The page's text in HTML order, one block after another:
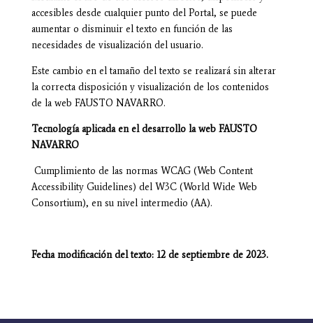
accesibles desde cualquier punto del Portal, se puede
aumentar o disminuir el texto en función de las
necesidades de visualización del usuario.
Este cambio en el tamaño del texto se realizará sin alterar
la correcta disposición y visualización de los contenidos
de la web FAUSTO NAVARRO.
Tecnología aplicada en el desarrollo la web FAUSTO
NAVARRO
Cumplimiento de las normas WCAG (Web Content
Accessibility Guidelines) del W3C (World Wide Web
Consortium), en su nivel intermedio (AA).
Fecha modificación del texto: 12 de septiembre de 2023.